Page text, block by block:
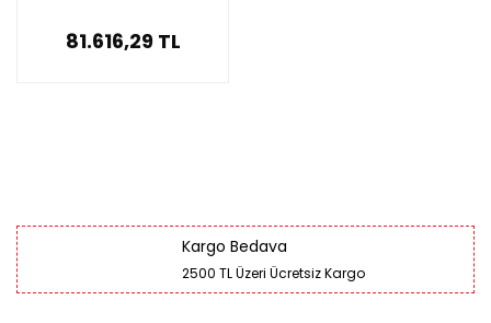
81.616,29 TL
Kargo Bedava
2500 TL Üzeri Ücretsiz Kargo